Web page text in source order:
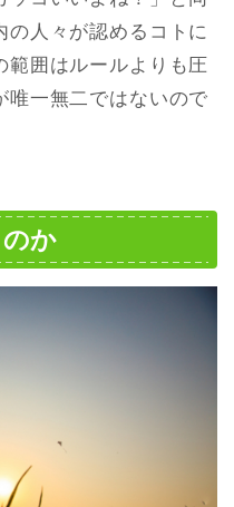
の人々が認めるコトに
範囲はルールよりも圧
唯一無二ではないので
か